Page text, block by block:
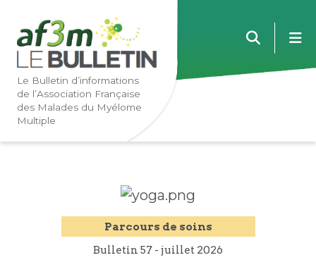
Lien
vers
navigation
principale
Lien
vers
contenu
principal
Le Bulletin d’informations
de l’Association Française
des Malades du Myélome
Multiple
Parcours de soins
Bulletin 57 - juillet 2026